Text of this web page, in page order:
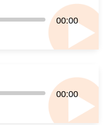
00:00
00:00